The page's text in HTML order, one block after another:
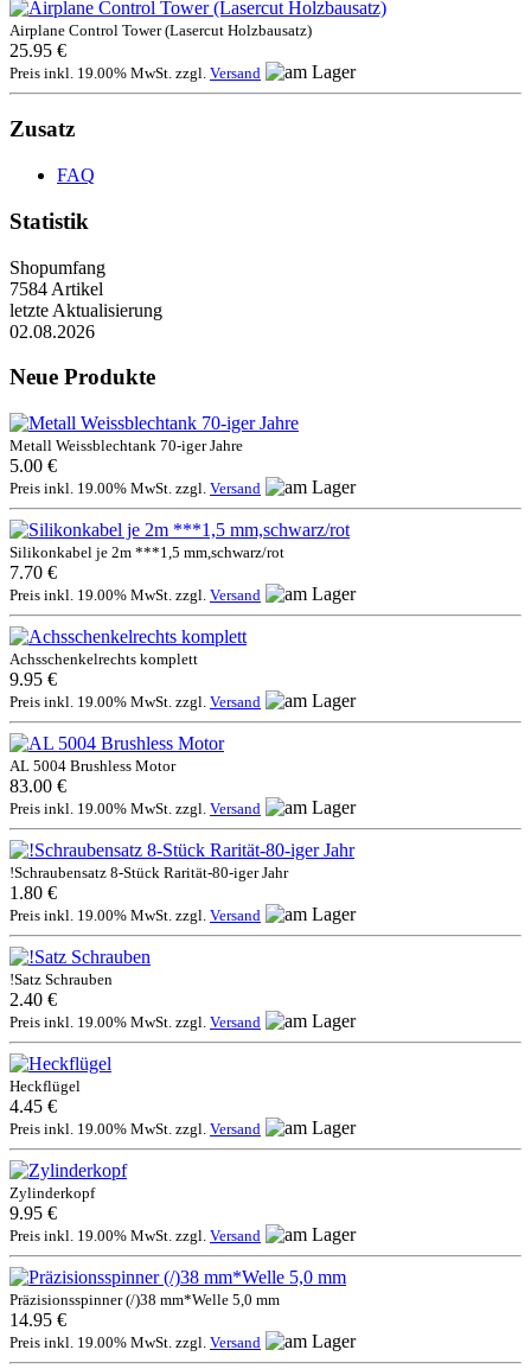
Airplane Control Tower (Lasercut Holzbausatz)
25.95 €
Preis inkl. 19.00% MwSt. zzgl. Versand
Zusatz
FAQ
Statistik
Shopumfang
7584 Artikel
letzte Aktualisierung
02.08.2026
Neue Produkte
Metall Weissblechtank 70-iger Jahre
5.00 €
Preis inkl. 19.00% MwSt. zzgl. Versand
Silikonkabel je 2m ***1,5 mm,schwarz/rot
7.70 €
Preis inkl. 19.00% MwSt. zzgl. Versand
Achsschenkelrechts komplett
9.95 €
Preis inkl. 19.00% MwSt. zzgl. Versand
AL 5004 Brushless Motor
83.00 €
Preis inkl. 19.00% MwSt. zzgl. Versand
!Schraubensatz 8-Stück Rarität-80-iger Jahr
1.80 €
Preis inkl. 19.00% MwSt. zzgl. Versand
!Satz Schrauben
2.40 €
Preis inkl. 19.00% MwSt. zzgl. Versand
Heckflügel
4.45 €
Preis inkl. 19.00% MwSt. zzgl. Versand
Zylinderkopf
9.95 €
Preis inkl. 19.00% MwSt. zzgl. Versand
Präzisionsspinner (/)38 mm*Welle 5,0 mm
14.95 €
Preis inkl. 19.00% MwSt. zzgl. Versand